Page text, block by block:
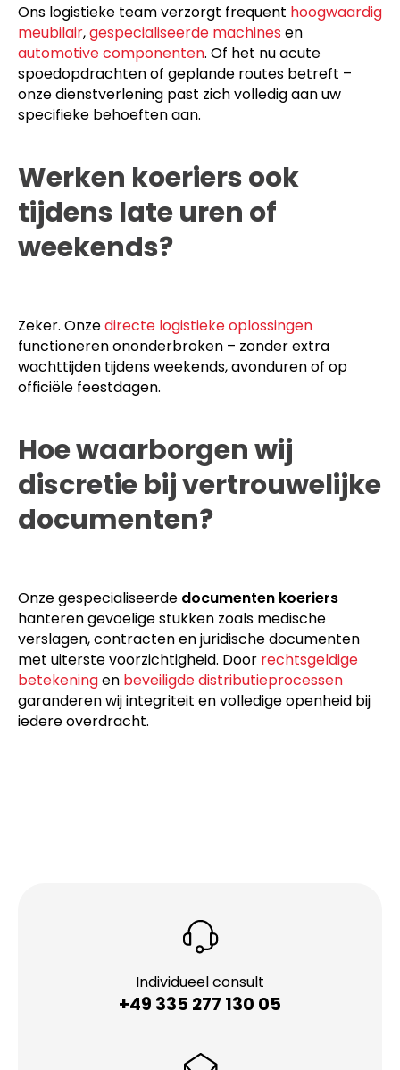
Ons logistieke team verzorgt frequent hoogwaardig
meubilair,gespecialiseerde machines en
automotive componenten. Of het nu acute
spoedopdrachten of geplande routes betreft –
onze dienstverlening past zich volledig aan uw
specifieke behoeften aan.
Werken koeriers ook
tijdens late uren of
weekends?
Zeker. Onzedirecte logistieke oplossingen
functioneren ononderbroken – zonder extra
wachttijden tijdens weekends, avonduren of op
officiële feestdagen.
Hoe waarborgen wij
discretie bij vertrouwelijke
documenten?
Onze gespecialiseerde documenten koeriers
hanteren gevoelige stukken zoals medische
verslagen, contracten en juridische documenten
met uiterste voorzichtigheid. Door rechtsgeldige
betekeningen beveiligde distributieprocessen
garanderen wij integriteit en volledige openheid bij
iedere overdracht.
Individueel consult
+49 335 277 130 05